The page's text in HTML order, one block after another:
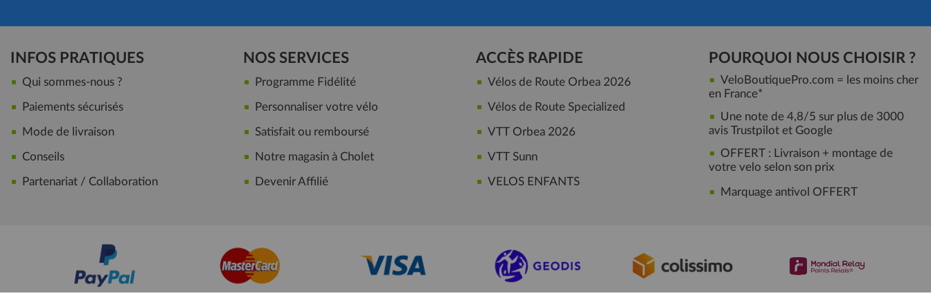
INFOS PRATIQUES
Qui sommes-nous ?
Paiements sécurisés
Mode de livraison
Conseils
Partenariat / Collaboration
NOS SERVICES
Programme Fidélité
Personnaliser votre vélo
Satisfait ou remboursé
Notre magasin à Cholet
Devenir Affilié
ACCÈS RAPIDE
Vélos de Route Orbea 2026
Vélos de Route Specialized
VTT Orbea 2026
VTT Sunn
VELOS ENFANTS
POURQUOI NOUS CHOISIR ?
VeloBoutiquePro.com = les moins cher
en France*
Une note de 4,8/5 sur plus de 3000
avis Trustpilot et Google
OFFERT : Livraison + montage de
votre velo selon son prix
Marquage antivol OFFERT